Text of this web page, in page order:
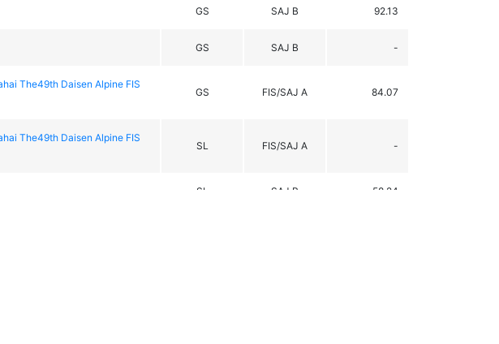
GS SAJ B 92.13
GS SAJ B -
The49th Daisen Alpine FIS
GS FIS/SAJ A 84.07
The49th Daisen Alpine FIS
SL FIS/SAJ A -
SL SAJ B 58.24